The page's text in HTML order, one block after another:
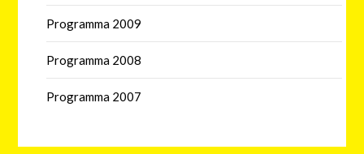
Programma 2009
Programma 2008
Programma 2007